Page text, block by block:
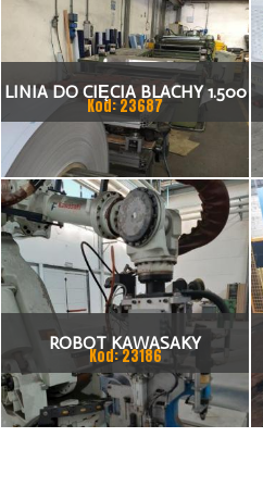
LINIA DO CIĘCIA BLACHY 1.500
X 1,5 (2,5) MM
Kod: 23687
ROBOT KAWASAKY
Kod: 23186